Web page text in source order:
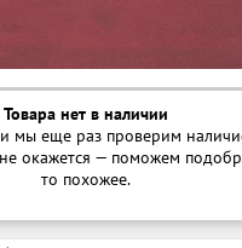
Товара нет в наличии
мы еще раз проверим
окажется — поможем
то похожее.